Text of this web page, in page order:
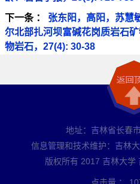
下一条 ： 张东阳，高阳，苏慧
尔北部扎河坝富碱花岗质岩石
物岩石，27(4): 30-38
地址：吉林省长春
信息管理和技术维护：吉林
版权所有 2017 吉林大学